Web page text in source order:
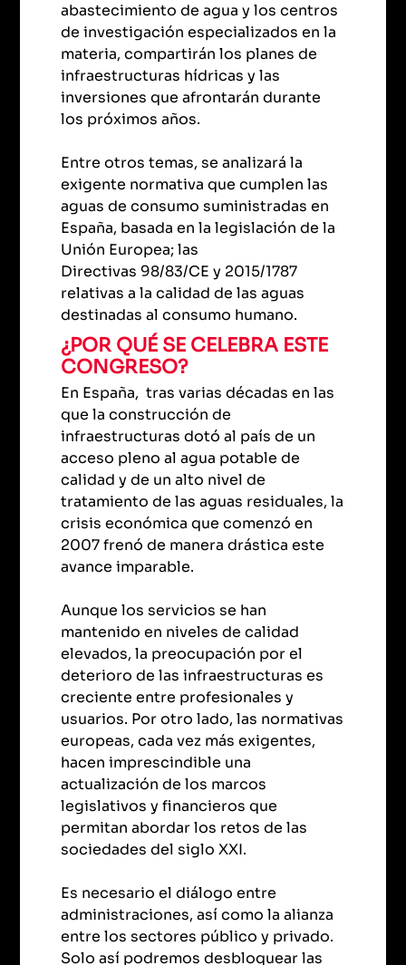
abastecimiento de agua y los centros
de investigación especializados en la
materia, compartirán los planes de
infraestructuras hídricas y las
inversiones que afrontarán durante
los próximos años.
Entre otros temas, se analizará la
exigente normativa que cumplen las
aguas de consumo suministradas en
España, basada en la legislación de la
Unión Europea; las
Directivas 98/83/CE y 2015/1787
relativas a la calidad de las aguas
destinadas al consumo humano.
¿POR QUÉ SE CELEBRA ESTE
CONGRESO?
En España, tras varias décadas en las
que la construcción de
infraestructuras dotó al país de un
acceso pleno al agua potable de
calidad y de un alto nivel de
tratamiento de las aguas residuales, la
crisis económica que comenzó en
2007 frenó de manera drástica este
avance imparable.
Aunque los servicios se han
mantenido en niveles de calidad
elevados, la preocupación por el
deterioro de las infraestructuras es
creciente entre profesionales y
usuarios. Por otro lado, las normativas
europeas, cada vez más exigentes,
hacen imprescindible una
actualización de los marcos
legislativos y financieros que
permitan abordar los retos de las
sociedades del siglo XXI.
Es necesario el diálogo entre
administraciones, así como la alianza
entre los sectores público y privado.
Solo así podremos desbloquear las